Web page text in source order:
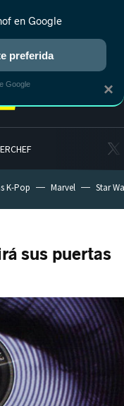
K-Pop Marvel Star
sus puertas
×
en Google
preferida
Google